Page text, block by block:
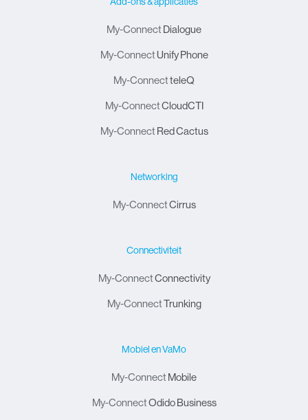
My-Connect Dialogue
My-ConnectUnify Phone
My-ConnectteleQ
My-ConnectCloudCTI
My-Connect Red Cactus
Networking
My-ConnectCirrus
Connectiviteit
My-ConnectConnectivity
My-ConnectTrunking
Mobiel en VaMo
My-Connect Mobile
My-ConnectOdido Business